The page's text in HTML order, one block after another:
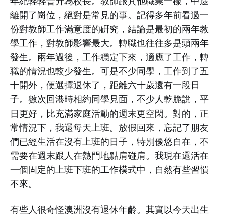
離開了崗位，絕對是常見的事。記得多年前看過一
份對教師工作滿意度的硏究，結論是最初的兩年教
學工作，對教師影響最大。轉職也往往多是頭兩年
發生。兩年過後，工作穩定下來，適應了工作，轉
職的情況也較少發生。可是不少同學，工作到了五
十開外，便選擇退休了，距離六十歲還有一段日
子。數次回港時相約同學見面，不少人乾脆說，平
日更好，比充滿家庭活動的週末更空閑。對的，正
常情況下，我還每天上班。放假回來，忘記了朋友
們已經生活在沒有上班的日子，特別優悠自在，不
需要在週末跟人在熱門地點肩碰肩。我現在還活在
一個固定的上班下班的工作模式中，自然有些習慣
不來。
有些人很奇怪澳洲沒有退休年齡。其實以今天出生